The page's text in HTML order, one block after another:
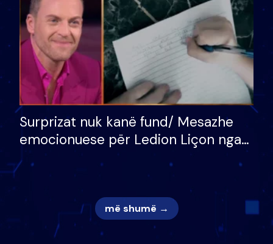
Surprizat nuk kanë fund/ Mesazhe
emocionuese për Ledion Liçon nga
nëna dhe fëmijët e tij, moderatori
më shumë →